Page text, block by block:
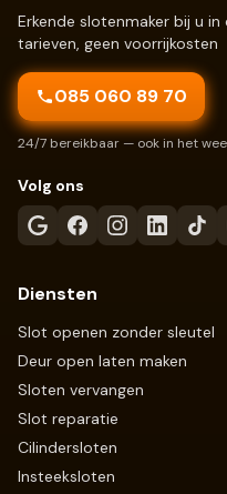
Erkende slotenmaker bij u
tarieven, geen voorrijkosten
085 060 89 70
24/7 bereikbaar — ook in het
Volg ons
Diensten
Slot openen zonder sleutel
Deur open laten maken
Sloten vervangen
Slot reparatie
Cilindersloten
Insteeksloten